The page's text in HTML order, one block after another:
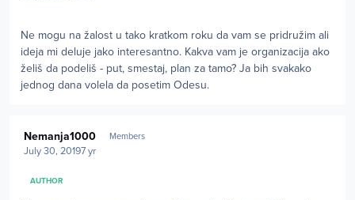
Ne mogu na žalost u tako kratkom roku da vam se pridružim ali
ideja mi deluje jako interesantno. Kakva vam je organizacija ako
želiš da podeliš - put, smestaj, plan za tamo? Ja bih svakako
jednog dana volela da posetim Odesu.
Nemanja1000 Members
July 30, 20197 yr
AUTHOR